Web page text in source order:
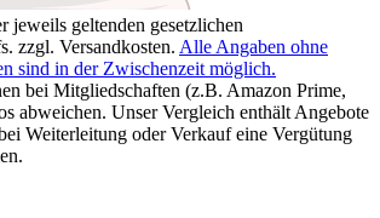
jeweils geltenden gesetzlichen
zzgl. Versandkosten. Alle Angaben ohne
sind in der Zwischenzeit möglich.
bei Mitgliedschaften (z.B. Amazon Prime,
abweichen. Unser Vergleich enthält Angebote
Weiterleitung oder Verkauf eine Vergütung